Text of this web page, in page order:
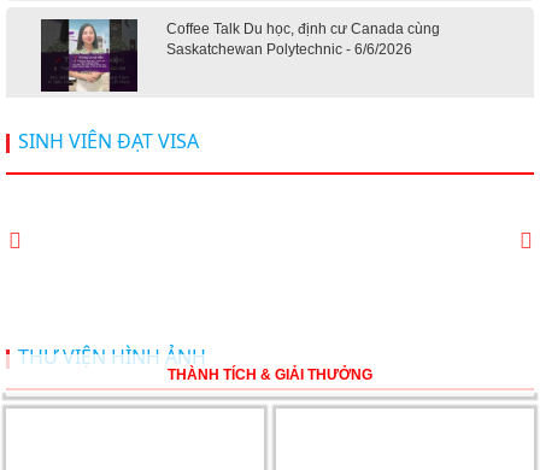
Coffee Talk Du học, định cư Canada cùng
Saskatchewan Polytechnic - 6/6/2026
Hội thảo du học Mỹ 18.4.2026 - Đại học Mỹ học phí
dưới 20k/ năm
bạn khám phá
SINH VIÊN ĐẠT VISA
THƯ VIỆN HÌNH ẢNH
THÀNH TÍCH & GIẢI THƯỞNG